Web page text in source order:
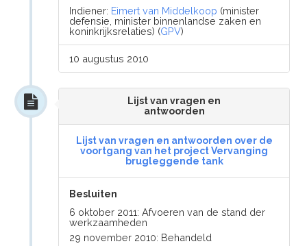
Indiener: Eimert van Middelkoop (minister
defensie, minister binnenlandse zaken en
koninkrijksrelaties) (GPV)
10 augustus 2010
Lijst van vragen en
antwoorden
Lijst van vragen en antwoorden over de
voortgang van het project Vervanging
brugleggende tank
Besluiten
6 oktober 2011: Afvoeren van de stand der
werkzaamheden
29 november 2010: Behandeld